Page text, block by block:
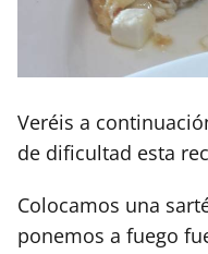
Veréis a
de dificultad esta
Colocamos una
ponemos a fuego